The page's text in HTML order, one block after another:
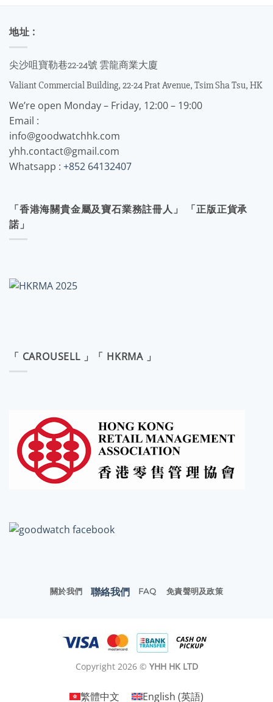
地址 :
尖沙咀寶勒巷22-24號 雲龍商業大廈
Valiant Commercial Building, 22-24 Prat Avenue, Tsim Sha Tsu, HK
We’re open Monday – Friday, 12:00 – 19:00
Email :
info@goodwatchhk.com
yhh.contact@gmail.com
Whatsapp : +852 64132407
「香港海關貴金屬及寶石業務註冊人」 「正版正貨承
諾」
「 CAROUSELL 」「 HKRMA 」
關於我們 聯絡我們 FAQ 免責聲明及政策
Copyright 2026 © YHH HK LTD
繁體中文 English (英語)